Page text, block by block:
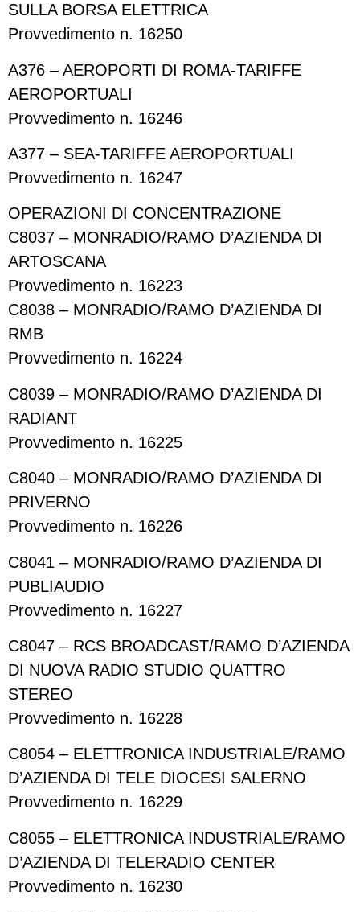
SULLA BORSA ELETTRICA
Provvedimento n. 16250
A376 – AEROPORTI DI ROMA-TARIFFE
AEROPORTUALI
Provvedimento n. 16246
A377 – SEA-TARIFFE AEROPORTUALI
Provvedimento n. 16247
OPERAZIONI DI CONCENTRAZIONE
C8037 – MONRADIO/RAMO D’AZIENDA DI
ARTOSCANA
Provvedimento n. 16223
C8038 – MONRADIO/RAMO D’AZIENDA DI
RMB
Provvedimento n. 16224
C8039 – MONRADIO/RAMO D’AZIENDA DI
RADIANT
Provvedimento n. 16225
C8040 – MONRADIO/RAMO D’AZIENDA DI
PRIVERNO
Provvedimento n. 16226
C8041 – MONRADIO/RAMO D’AZIENDA DI
PUBLIAUDIO
Provvedimento n. 16227
C8047 – RCS BROADCAST/RAMO D’AZIENDA
DI NUOVA RADIO STUDIO QUATTRO
STEREO
Provvedimento n. 16228
C8054 – ELETTRONICA INDUSTRIALE/RAMO
D’AZIENDA DI TELE DIOCESI SALERNO
Provvedimento n. 16229
C8055 – ELETTRONICA INDUSTRIALE/RAMO
D’AZIENDA DI TELERADIO CENTER
Provvedimento n. 16230